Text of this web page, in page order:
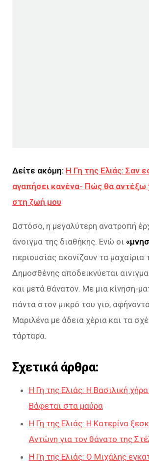
Δείτε ακόμη: Η Γη της Ελιάς: Σαν
αγαπήσει κανένα- Πώς θα αντέξω
στη ζωή μου
Ωστόσο, η μεγαλύτερη ανατροπή
άνοιγμα της διαθήκης. Ενώ οι
περιουσίας ακονίζουν τα μαχαίρια
Δημοσθένης αποδεικνύεται
και μετά θάνατον. Με μια κίνηση-
πάντα στον μικρό του γιο,
Μαριλένα με άδεια χέρια και τα
τάρταρα.
Σχετικά άρθρα:
Η Γη της Ελιάς: Η Βασιλική
Βάφεται στα μαύρα
Η Γη της Ελιάς: Η Κατερίνα
Αντώνη για τον θάνατο της
Η Γη της Ελιάς: Ο Μιχάλης